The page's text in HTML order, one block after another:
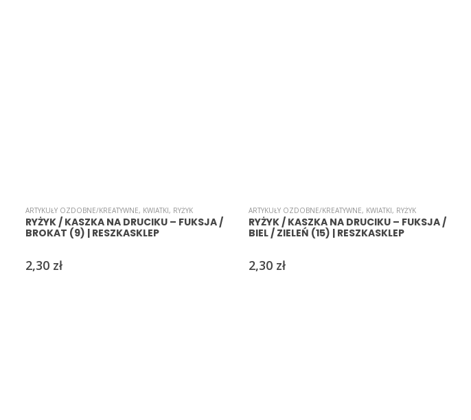
ARTYKUŁY OZDOBNE/KREATYWNE, KWIATKI, RYŻYK
RYŻYK / KASZKA NA DRUCIKU – FUKSJA /
BROKAT (9) | RESZKASKLEP
2,30 zł
ARTYKUŁY OZDOBNE/KREATYWNE, KWIATKI, RYŻYK
RYŻYK / KASZKA NA DRUCIKU – FUKSJA /
BIEL / ZIELEŃ (15) | RESZKASKLEP
2,30 zł